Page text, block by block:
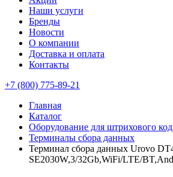
Наши услуги
Бренды
Новости
О компании
Доставка и оплата
Контакты
+7 (800) 775-89-21
Главная
Каталог
Оборудование для штрихового
Терминалы сбора данных
Терминал сбора данных Urovo
SE2030W,3/32Gb,WiFi/LTE/